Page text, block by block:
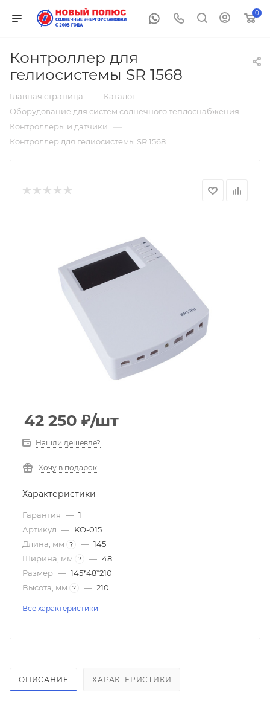
0
Контроллер для
гелиосистемы SR 1568
Главная страница — Каталог —
Оборудование для систем солнечного теплоснабжения —
Контроллеры и датчики —
Контроллер для гелиосистемы SR 1568
42 250 ₽/шт
Нашли дешевле?
Хочу в подарок
Характеристики
Гарантия — 1
Артикул — KO-015
Длина, мм
? — 145
Ширина, мм
? — 48
Размер — 145*48*210
Высота, мм
? — 210
Все характеристики
ОПИСАНИЕ ХАРАКТЕРИСТИКИ